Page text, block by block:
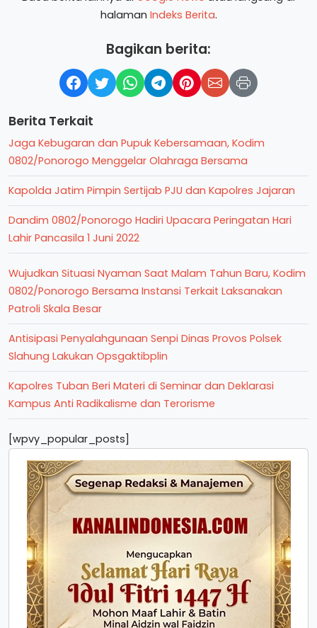
halaman Indeks Berita.
Bagikan berita:
Berita Terkait
Jaga Kebugaran dan Pupuk Kebersamaan, Kodim
0802/Ponorogo Menggelar Olahraga Bersama
Kapolda Jatim Pimpin Sertijab PJU dan Kapolres Jajaran
Dandim 0802/Ponorogo Hadiri Upacara Peringatan Hari
Lahir Pancasila 1 Juni 2022
Wujudkan Situasi Nyaman Saat Malam Tahun Baru, Kodim
0802/Ponorogo Bersama Instansi Terkait Laksanakan
Patroli Skala Besar
Antisipasi Penyalahgunaan Senpi Dinas Provos Polsek
Slahung Lakukan Opsgaktibplin
Kapolres Tuban Beri Materi di Seminar dan Deklarasi
Kampus Anti Radikalisme dan Terorisme
[wpvy_popular_posts]